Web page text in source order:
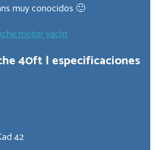
muy conocidos 🙂
40ft | especificaciones
42